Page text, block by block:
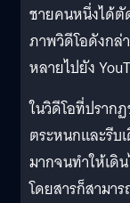
ชายคนหนึ่งได้ตั
ภาพวิดีโอดังกล่
หลายไปยัง
ในวิดีโอที่ปราก
ตระหนกและรีบ
มากจนทำให้เดิ
โดยสารก็สามา